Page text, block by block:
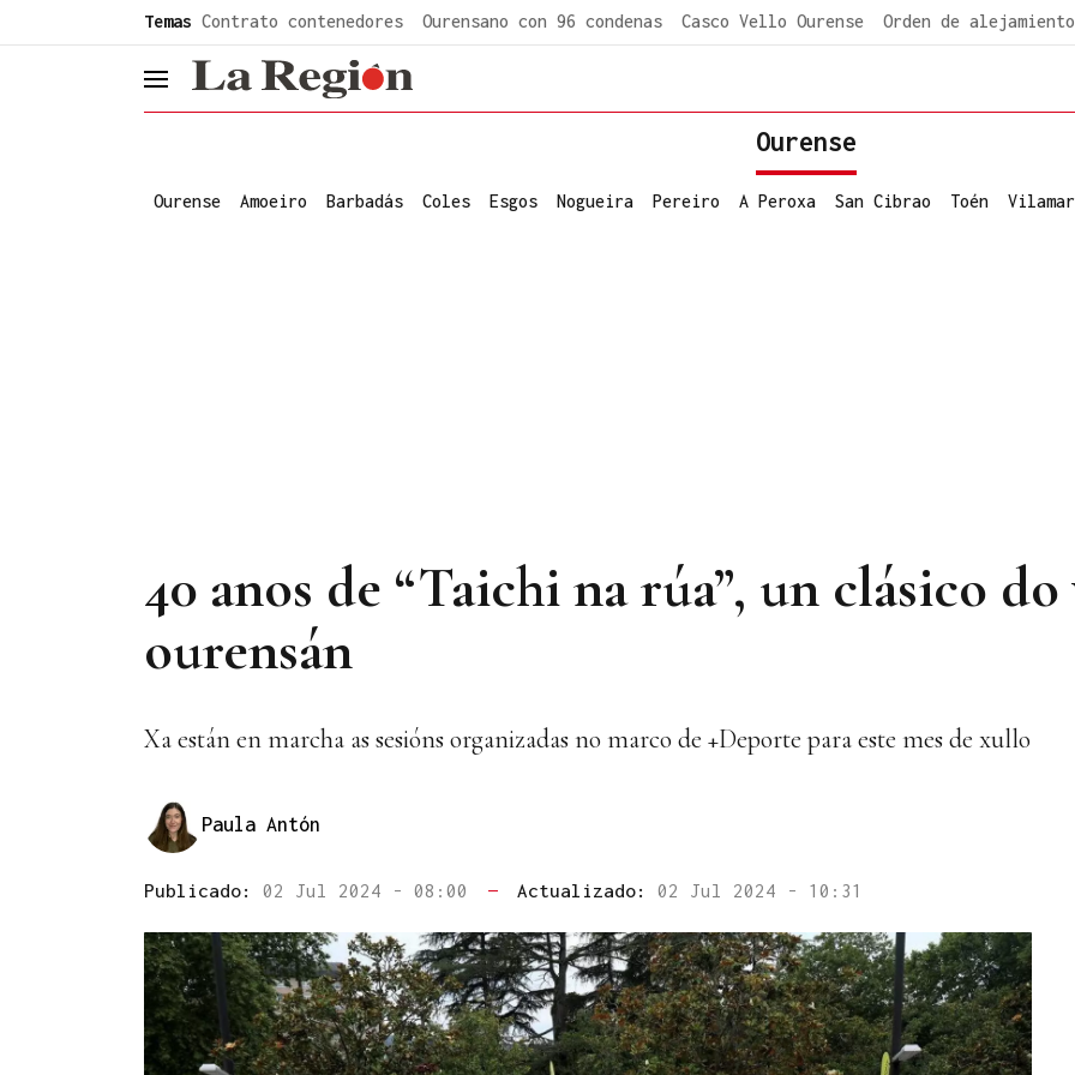
Temas Contrato contenedores Ourensano con 96 condenas Casco Vello Ourense Orden de
header.menu.open
Ourense
Ourense Amoeiro Barbadás Coles Esgos Nogueira Pereiro A Peroxa San Cibrao Toén
40 anos de “Taichi na rúa”, un clásico
ourensán
Xa están en marcha as sesións organizadas no marco de +Deporte para este mes de xullo
Paula Antón
Publicado: 02 Jul 2024 - 08:00 — Actualizado: 02 Jul 2024 - 10:31